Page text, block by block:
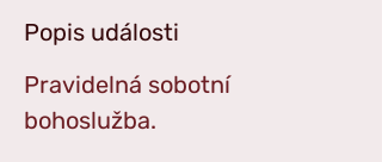
Popis události
Pravidelná sobotní
bohoslužba.